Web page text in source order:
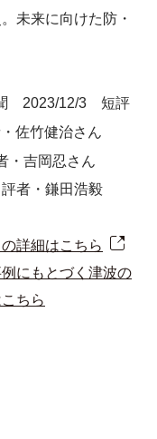
未来に向けた防・
2023/12/3 短評
佐竹健治さん
吉岡忍さん
者・鎌田浩毅
詳細はこちら
にもとづく津波の
ちら